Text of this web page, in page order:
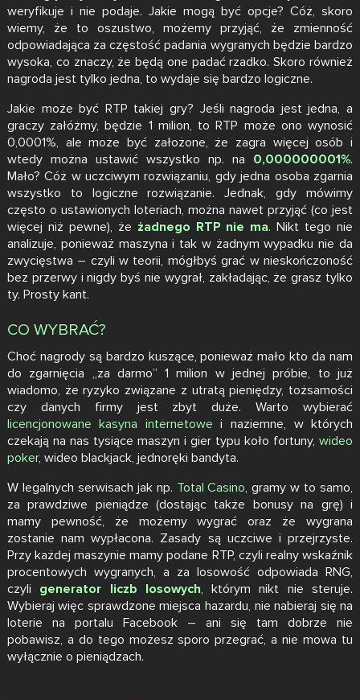
weryfikuje i nie podaje. Jakie mogą być opcje? Cóż, skoro
wiemy, że to oszustwo, możemy przyjąć, że zmienność
odpowiadająca za częstość padania wygranych będzie bardzo
wysoka, co znaczy, że będą one padać rzadko. Skoro również
nagroda jest tylko jedna, to wydaje się bardzo logiczne.
Jakie może być RTP takiej gry? Jeśli nagroda jest jedna, a
graczy załóżmy, będzie 1 milion, to RTP może ono wynosić
0,0001%, ale może być założone, że zagra więcej osób i
wtedy można ustawić wszystko np. na 0,000000001%.
Mało? Cóż w uczciwym rozwiązaniu, gdy jedna osoba zgarnia
wszystko to logiczne rozwiązanie. Jednak, gdy mówimy
często o ustawionych loteriach, można nawet przyjąć (co jest
więcej niż pewne), że żadnego RTP nie ma. Nikt tego nie
analizuje, ponieważ maszyna i tak w żadnym wypadku nie da
zwycięstwa – czyli w teorii, mógłbyś grać w nieskończoność
bez przerwy i nigdy byś nie wygrał, zakładając, że grasz tylko
ty. Prosty kant.
CO WYBRAĆ?
Choć nagrody są bardzo kuszące, ponieważ mało kto da nam
do zgarnięcia „za darmo” 1 milion w jednej próbie, to już
wiadomo, że ryzyko związane z utratą pieniędzy, tożsamości
czy danych firmy jest zbyt duże. Warto wybierać
licencjonowane kasyna internetowe i naziemne, w których
czekają na nas tysiące maszyn i gier typu koło fortuny,wideo
poker, wideo blackjack, jednoręki bandyta.
W legalnych serwisach jak np. Total Casino, gramy w to samo,
za prawdziwe pieniądze (dostając także bonusy na grę) i
mamy pewność, że możemy wygrać oraz że wygrana
zostanie nam wypłacona. Zasady są uczciwe i przejrzyste.
Przy każdej maszynie mamy podane RTP, czyli realny wskaźnik
procentowych wygranych, a za losowość odpowiada RNG,
czyli generator liczb losowych, którym nikt nie steruje.
Wybieraj więc sprawdzone miejsca hazardu, nie nabieraj się na
loterie na portalu Facebook – ani się tam dobrze nie
pobawisz, a do tego możesz sporo przegrać, a nie mowa tu
wyłącznie o pieniądzach.